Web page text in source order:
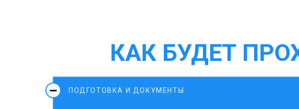
КАК БУДЕТ
ПОДГОТОВКА И ДОКУМЕНТЫ